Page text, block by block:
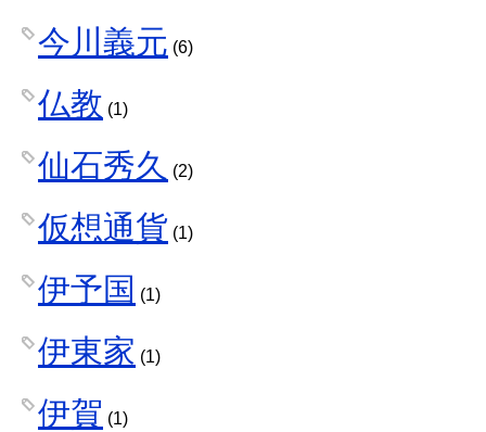
今川義元 (6)
仏教 (1)
仙石秀久 (2)
仮想通貨 (1)
伊予国 (1)
伊東家 (1)
伊賀 (1)